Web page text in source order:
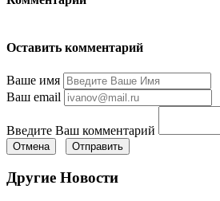
Оставить комментарий
Ваше имя
Ваш email
Введите Ваш комментарий
Отмена Отправить
Другие Новости